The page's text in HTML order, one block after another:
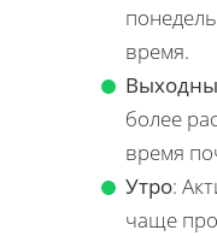
время.
более
время
Утро:
чаще